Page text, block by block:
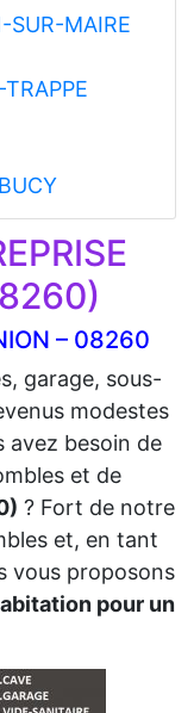
SUR-MAIRE
– 08260
garage, sous-
modestes
avez besoin de
et de
? Fort de notre
et, en tant
vous proposons
pour un